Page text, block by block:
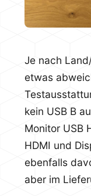
Je nach
etwas
kein USB B
Monitor USB
HDMI und
ebenfalls
aber im